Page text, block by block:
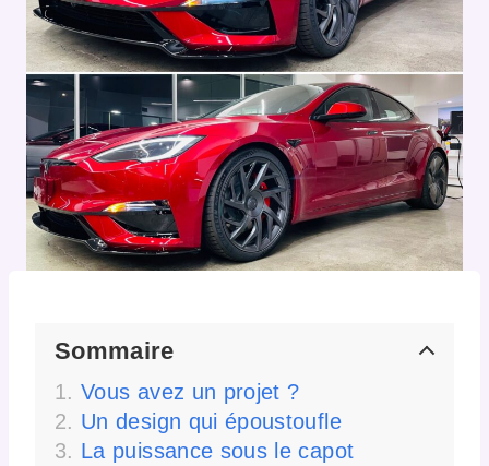
Sommaire
Vous avez un projet ?
Un design qui époustoufle
La puissance sous le capot